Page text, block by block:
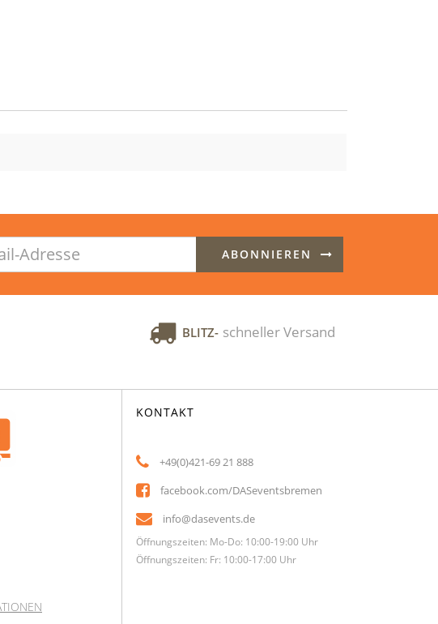
ABONNIEREN
BLITZ- schneller Versand
KONTAKT
+49(0)421-69 21 888
facebook.com/DASeventsbremen
info@dasevents.de
Öffnungszeiten: Mo-Do: 10:00-19:00 Uhr
Öffnungszeiten: Fr: 10:00-17:00 Uhr